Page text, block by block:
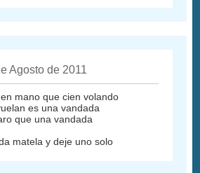
Agosto de 2011
mano que cien volando
es una vandada
que una vandada
matela y deje uno solo